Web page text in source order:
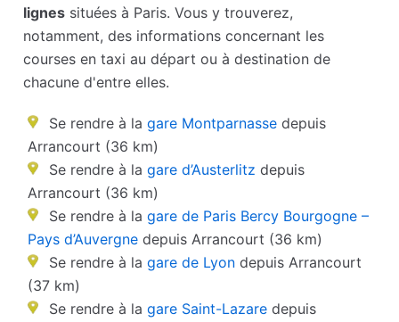
lignes situées à Paris. Vous y trouverez,
notamment, des informations concernant les
courses en taxi au départ ou à destination de
chacune d'entre elles.
Se rendre à la gare Montparnasse depuis
Arrancourt (36 km)
Se rendre à la gare d’Austerlitz depuis
Arrancourt (36 km)
Se rendre à la gare de Paris Bercy Bourgogne –
Pays d’Auvergne depuis Arrancourt (36 km)
Se rendre à la gare de Lyon depuis Arrancourt
(37 km)
Se rendre à la gare Saint-Lazare depuis